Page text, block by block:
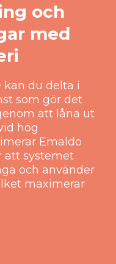
och
med
kan du delta i
som gör det
att låna ut
hög
Emaldo
att systemet
och använder
maximerar